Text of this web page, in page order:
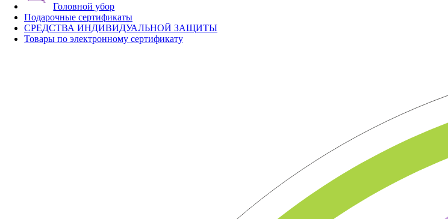
Головной убор
Подарочные сертификаты
СРЕДСТВА ИНДИВИДУАЛЬНОЙ ЗАЩИТЫ
Товары по электронному сертификату